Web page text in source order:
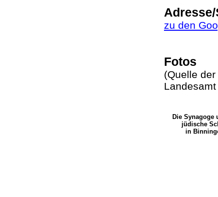
zu den
Fotos
(Quelle
Die Synagoge
jüdische
in